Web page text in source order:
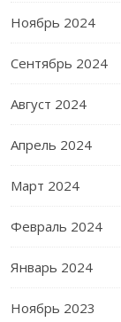
Ноябрь 2024
Сентябрь 2024
Август 2024
Апрель 2024
Март 2024
Февраль 2024
Январь 2024
Ноябрь 2023